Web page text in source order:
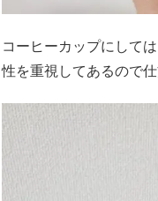
コーヒーカップにして
性を重視してあるので仕